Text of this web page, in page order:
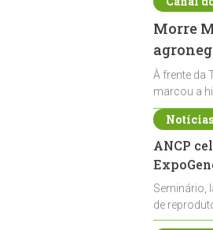
Morre
À frente da
marcou a
ANCP
Seminário,
de
durante a